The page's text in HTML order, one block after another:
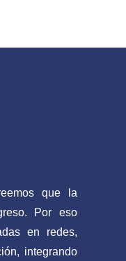
que la
Por eso
en redes,
integrando